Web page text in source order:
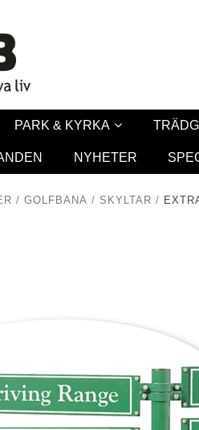
PARK & KYRKA
NYHETER
/ GOLFBANA / SKYLTAR /